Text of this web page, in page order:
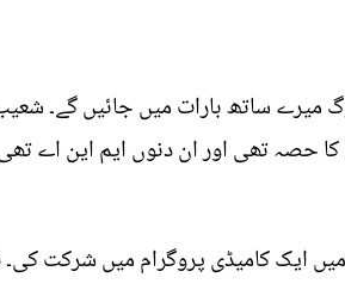
ساتھ بارات میں جائیں گے۔
کا حصہ تھی اور ان دنوں ایم این اے
ایک کامیڈی پروگرام میں شرکت